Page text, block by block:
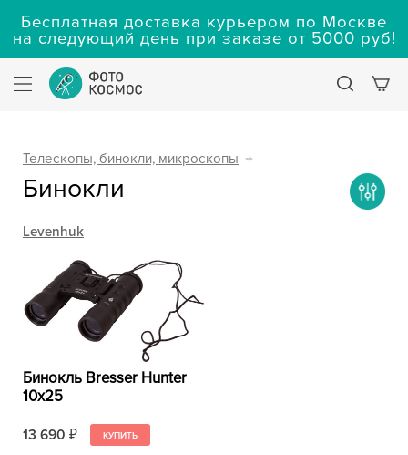
Бесплатная доставка курьером по Москве
на следующий день при заказе от 5000 руб!
Телескопы, бинокли, микроскопы →
Бинокли
Levenhuk
Бинокль Bresser Hunter
10x25
13 690 ₽